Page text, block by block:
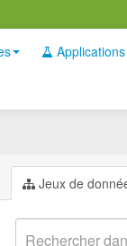
Applications
Jeux de